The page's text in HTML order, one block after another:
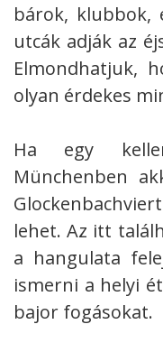
bárok, klubbok,
utcák adják az
Elmondhatjuk,
olyan érdekes
Ha egy
Münchenben
lehet. Az itt
a hangulata
ismerni a helyi
bajor fogásokat.